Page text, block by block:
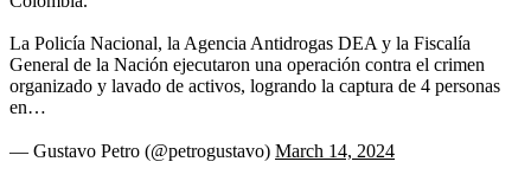
La Policía Nacional, la Agencia Antidrogas DEA y la Fiscalía
General de la Nación ejecutaron una operación contra el crimen
organizado y lavado de activos, logrando la captura de 4 personas
en…
— Gustavo Petro (@petrogustavo) March 14, 2024